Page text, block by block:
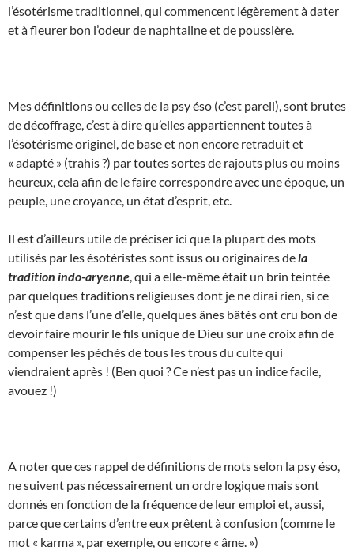
l’ésotérisme traditionnel, qui commencent légèrement à dater
et à fleurer bon l’odeur de naphtaline et de poussière.
Mes définitions ou celles de la psy éso (c’est pareil), sont brutes
de décoffrage, c’est à dire qu’elles appartiennent toutes à
l’ésotérisme originel, de base et non encore retraduit et
« adapté » (trahis ?) par toutes sortes de rajouts plus ou moins
heureux, cela afin de le faire correspondre avec une époque, un
peuple, une croyance, un état d’esprit, etc.
Il est d’ailleurs utile de préciser ici que la plupart des mots
utilisés par les ésotéristes sont issus ou originaires dela
tradition indo-aryenne , qui a elle-même était un brin teintée
par quelques traditions religieuses dont je ne dirai rien, si ce
n’est que dans l’une d’elle, quelques ânes bâtés ont cru bon de
devoir faire mourir le fils unique de Dieu sur une croix afin de
compenser les péchés de tous les trous du culte qui
viendraient après ! (Ben quoi ? Ce n’est pas un indice facile,
avouez !)
A noter que ces rappel de définitions de mots selon la psy éso,
ne suivent pas nécessairement un ordre logique mais sont
donnés en fonction de la fréquence de leur emploi et, aussi,
parce que certains d’entre eux prêtent à confusion (comme le
mot « karma », par exemple, ou encore « âme. »)